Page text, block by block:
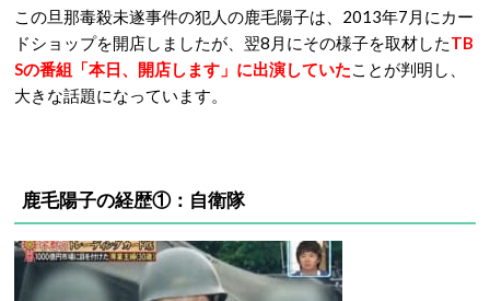
この旦那毒殺未遂事件の犯人の鹿毛陽子は、2013年7月にカー
ドショップを開店しましたが、翌8月にその様子を取材したTB
Sの番組「本日、開店します」に出演していたことが判明し、
大きな話題になっています。
鹿毛陽子の経歴①：自衛隊